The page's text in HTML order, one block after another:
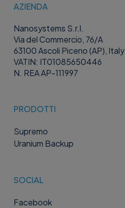
AZIENDA
Nanosystems S.r.l.
Via del Commercio, 76/A
63100 Ascoli Piceno (AP), Italy
VATIN: IT01085650446
N. REA AP-111997
PRODOTTI
Supremo
Uranium Backup
SOCIAL
Facebook